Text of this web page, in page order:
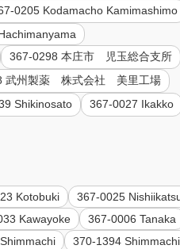
0205 Kodamacho Kamimashimo
367-0298 本庄市 児玉総合支所
武州製薬 株式会社 美里工場
Shikinosato 367-0027 Ikakko
Kotobuki
367-0025
Kawayoke
367-0006 Tanaka
370-1394 Shimmachi